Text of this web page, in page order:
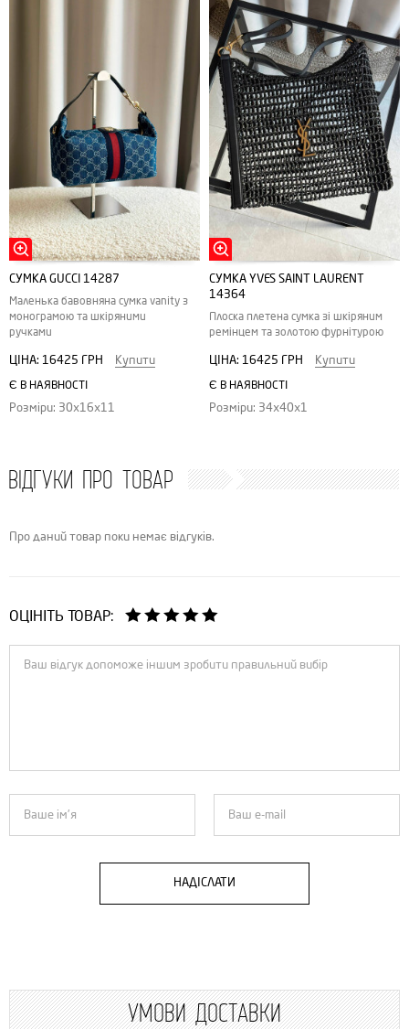
СУМКА GUCCI 14287
Маленька бавовняна сумка vanity з
монограмою та шкіряними
ручками
ЦІНА: 16425 ГРН Купити
Є В НАЯВНОСТІ
Розміри: 30x16x11
СУМКА YVES SAINT LAURENT
14364
Плоска плетена сумка зі шкіряним
ремінцем та золотою фурнітурою
ЦІНА: 16425 ГРН Купити
Є В НАЯВНОСТІ
Розміри: 34х40х1
ВІДГУКИ ПРО ТОВАР
Про даний товар поки немає відгуків.
ОЦІНІТЬ ТОВАР:
НАДІСЛАТИ
УМОВИ ДОСТАВКИ